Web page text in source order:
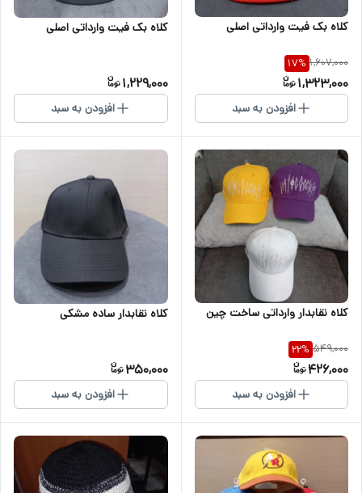
کلاه بک فیت وارداتی اصلی
1,607,000
17%
1,323,000
افزودن به سبد
کلاه بک فیت وارداتی اصلی
1,229,000
افزودن به سبد
کلاه نقابدار وارداتی ساخت چین
549,000
22%
426,000
افزودن به سبد
کلاه نقابدار ساده مشکی
350,000
افزودن به سبد